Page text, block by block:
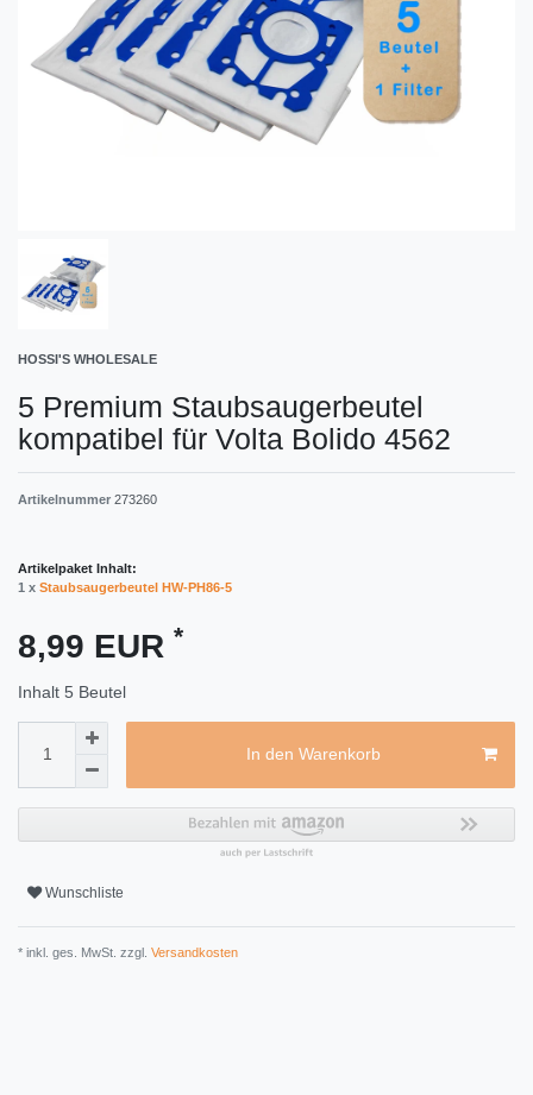
HOSSI'S WHOLESALE
5 Premium Staubsaugerbeutel
kompatibel für Volta Bolido 4562
Artikelnummer 273260
Artikelpaket Inhalt:
1 x Staubsaugerbeutel HW-PH86-5
8,99 EUR *
Inhalt 5 Beutel
In den Warenkorb
Wunschliste
* inkl. ges. MwSt. zzgl. Versandkosten